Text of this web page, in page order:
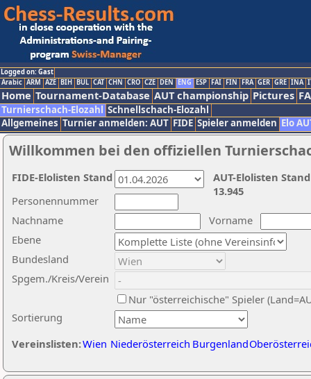
Logged on: Gast
Arabic ARM AZE BIH BUL CAT CHN CRO CZE DEN ENG ESP FAI FIN FRA GER GRE INA
Home Tournament-Database AUT championship Pictures
Turnierschach-Elozahl Schnellschach-Elozahl
Allgemeines Turnier anmelden: AUT FIDE Spieler anmelden Elo
Willkommen bei den offiziellen
Nachname
Vorname
Ebene
Sortierung
Personennummer
Bundesland
Spgem./Kreis/Verein
Nur "österreichische" Spieler
Vereinslisten:Wien Niederösterreich Burgenland
AUT-Elolisten
13.945
FIDE-Elolisten Stand